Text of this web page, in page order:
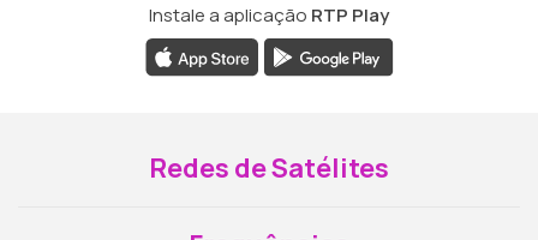
Instale a aplicação RTP Play
Redes de Satélites